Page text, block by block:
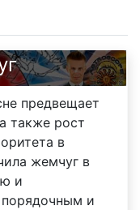
предвещает
также рост
в
жемчуг в
и
и